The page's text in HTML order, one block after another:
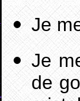
Je
Je
de